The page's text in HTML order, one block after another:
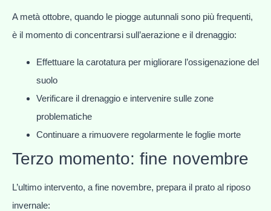
A metà ottobre, quando le piogge autunnali sono più frequenti,
è il momento di concentrarsi sull’aerazione e il drenaggio:
Effettuare la carotatura per migliorare l’ossigenazione del
suolo
Verificare il drenaggio e intervenire sulle zone
problematiche
Continuare a rimuovere regolarmente le foglie morte
Terzo momento: fine novembre
L’ultimo intervento, a fine novembre, prepara il prato al riposo
invernale: